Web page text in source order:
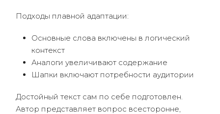
Подходы плавной адаптации:
Основные слова включены в логический
контекст
Аналоги увеличивают содержание
Шапки включают потребности аудитории
Достойный текст сам по себе подготовлен.
Автор представляет вопрос всесторонне,